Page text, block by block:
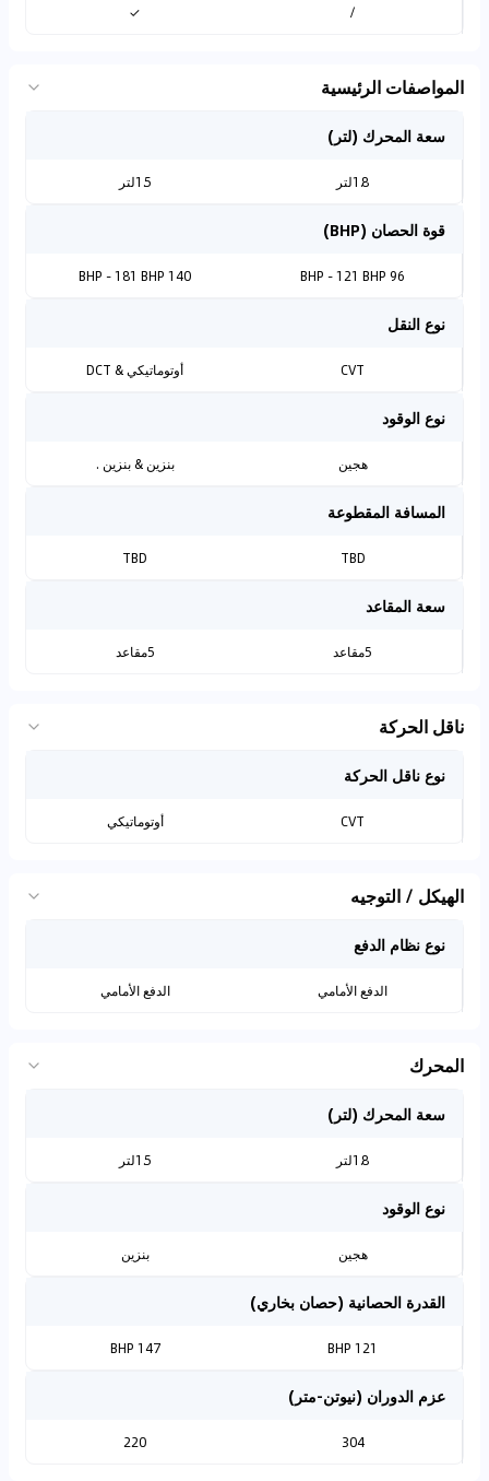
/
✓
المواصفات الرئيسية
سعة المحرك (لتر)
1.8لتر 1.5لتر
قوة الحصان (BHP)
96 BHP - 121 BHP
140 BHP - 181 BHP
نوع النقل
CVT أوتوماتيكي & DCT
نوع الوقود
هجين بنزين & بنزين .
المسافة المقطوعة
TBD
TBD
سعة المقاعد
5مقاعد 5مقاعد
ناقل الحركة
نوع ناقل الحركة
CVT أوتوماتيكي
الهيكل / التوجيه
نوع نظام الدفع
الدفع الأمامي الدفع الأمامي
المحرك
سعة المحرك (لتر)
1.8لتر 1.5لتر
نوع الوقود
هجين بنزين
القدرة الحصانية (حصان بخاري)
121 BHP
147 BHP
عزم الدوران (نيوتن-متر)
304
220